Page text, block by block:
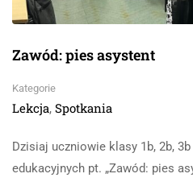
Zawód: pies asystent
Kategorie
Lekcja, Spotkania
Dzisiaj uczniowie klasy 1b, 2b,
edukacyjnych pt. „Zawód: pies